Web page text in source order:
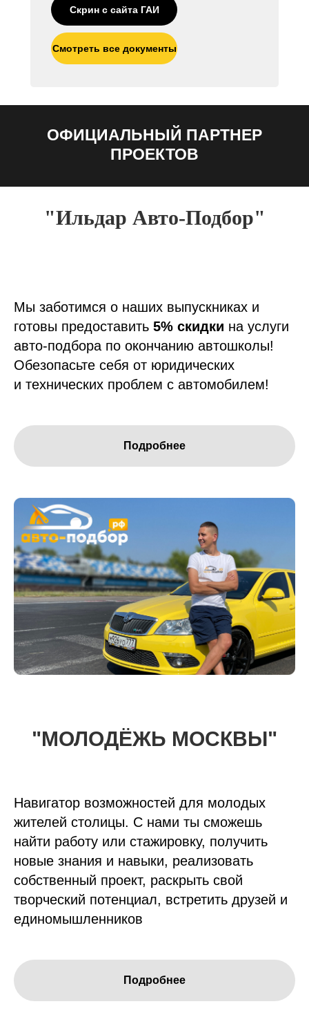
Скрин с сайта ГАИ
Смотреть все документы
ОФИЦИАЛЬНЫЙ ПАРТНЕР
ПРОЕКТОВ
"Ильдар Авто-Подбор"
Мы заботимся о наших выпускниках и
готовы предоставить 5% скидки на услуги
авто-подбора по окончанию автошколы!
Обезопасьте себя от юридических
и технических проблем с автомобилем!
Подробнее
"МОЛОДЁЖЬ МОСКВЫ"
Навигатор возможностей для молодых
жителей столицы. С нами ты сможешь
найти работу или стажировку, получить
новые знания и навыки, реализовать
собственный проект, раскрыть свой
творческий потенциал, встретить друзей и
единомышленников
Подробнее